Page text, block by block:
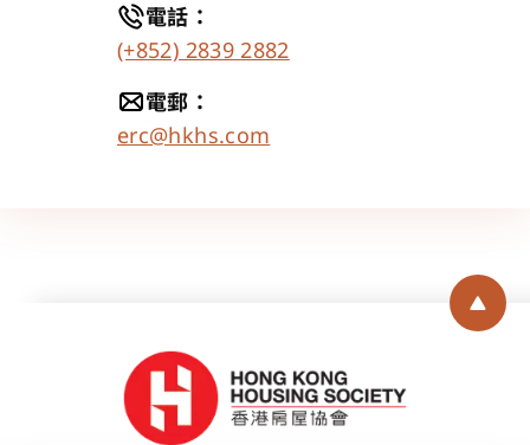
電話 ：
(+852) 2839 2882
電郵 ：
erc@hkhs.com